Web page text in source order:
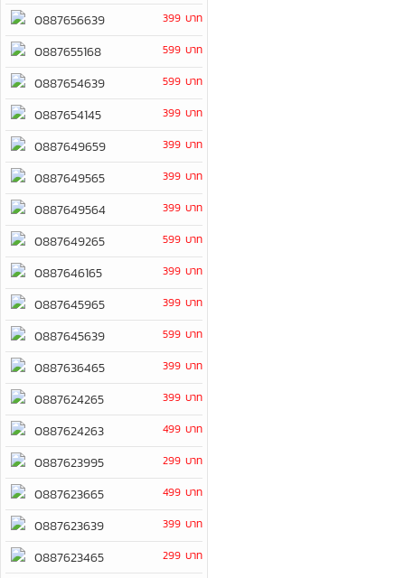
0887656639 399 บาท
0887655168 599 บาท
0887654639 599 บาท
0887654145 399 บาท
0887649659 399 บาท
0887649565 399 บาท
0887649564 399 บาท
0887649265 599 บาท
0887646165 399 บาท
0887645965 399 บาท
0887645639 599 บาท
0887636465 399 บาท
0887624265 399 บาท
0887624263 499 บาท
0887623995 299 บาท
0887623665 499 บาท
0887623639 399 บาท
0887623465 299 บาท